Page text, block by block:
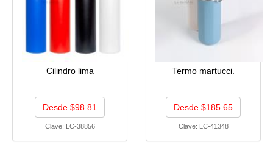
Cilindro lima
Desde $98.81
Clave: LC-38856
Termo martucci.
Desde $185.65
Clave: LC-41348